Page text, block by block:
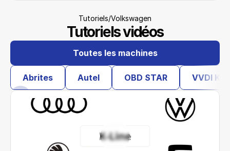
Tutoriels/Volkswagen
Tutoriels vidéos
Toutes les machines
Abrites Autel OBD STAR VVDI